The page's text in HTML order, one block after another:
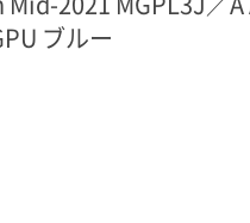
ブルー